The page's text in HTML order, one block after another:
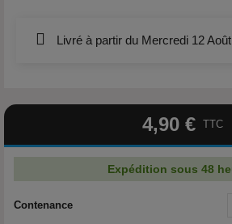
Livré à partir du Mercredi 12
4,90 € TTC
Expédition sous 48
Contenance